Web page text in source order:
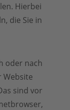
Hierbei
die Sie in
oder nach
Website
sind vor